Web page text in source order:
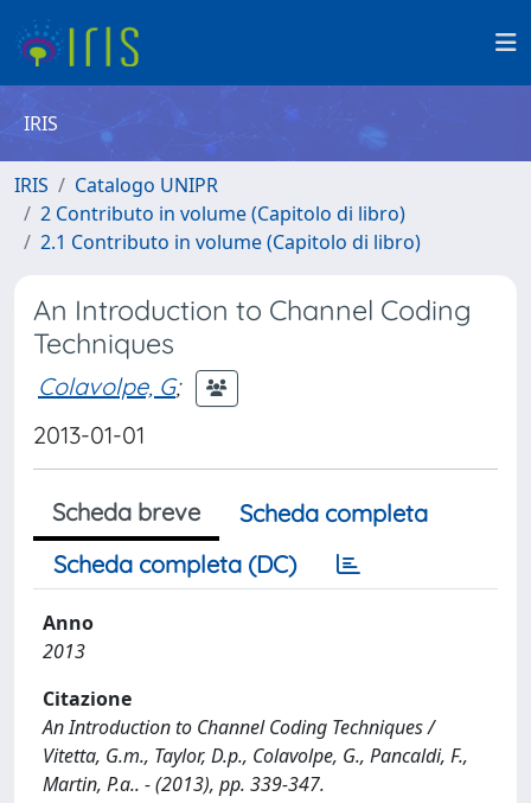
IRIS
IRIS
Catalogo UNIPR
2 Contributo in volume (Capitolo di libro)
2.1 Contributo in volume (Capitolo di libro)
An Introduction to Channel Coding
Techniques
Colavolpe, G;
2013-01-01
Scheda breve
Scheda completa
Scheda completa (DC)
Anno
2013
Citazione
An Introduction to Channel Coding Techniques /
Vitetta, G.m., Taylor, D.p., Colavolpe, G., Pancaldi, F.,
Martin, P.a.. - (2013), pp. 339-347.